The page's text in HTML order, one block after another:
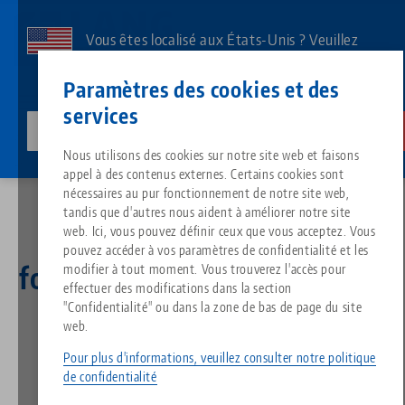
Paramètres des cookies et des
services
Nous utilisons des cookies sur notre site web et faisons
appel à des contenus externes. Certains cookies sont
nécessaires au pur fonctionnement de notre site web,
tandis que d'autres nous aident à améliorer notre site
web. Ici, vous pouvez définir ceux que vous acceptez. Vous
pouvez accéder à vos paramètres de confidentialité et les
modifier à tout moment. Vous trouverez l'accès pour
effectuer des modifications dans la section
"Confidentialité" ou dans la zone de bas de page du site
web.
Pour plus d'informations, veuillez consulter notre politique
de confidentialité
contenu
Vous êtes localisé aux États-Unis ? Veuillez
spécifique à votre pays.
Tout d'une seule source
Technologie de serrage à
Technologie de serrage des
Groupe de produits
Types de produits
Aperçu des produits
À propos de LANG
Philosophie
Innovations
Téléchargements
FAQ
Commande de catalogue
Blog
Actualités
Salons professionnels
Produits assortis
Désolé. Nous n'avons pu trouver aucun résultat.
Vers l'aperçu des produits
Services
Quicklinks
Téléchargements
Downloads
Breadcrumb
LANG Technik s'associe au fournisseur de systèmes ERP Asseco Solutions
LANG Technik s'associe au
fournisseur de systèmes ERP
Asseco Solutions
26.03.2025 — Communiqué de presse
Retour aux Nouvelles